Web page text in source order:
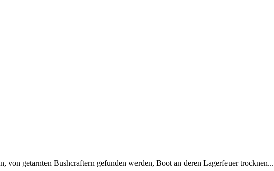
von getarnten Bushcraftern gefunden werden, Boot an deren Lagerfeuer trocknen...